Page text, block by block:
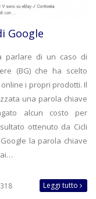
Google
a parlare di un caso di
(BG) che ha scelto
i propri prodotti. Il
una parola chiave
alcun costo per
ottenuto da Cicli
la parola chiave
Leggi tutto